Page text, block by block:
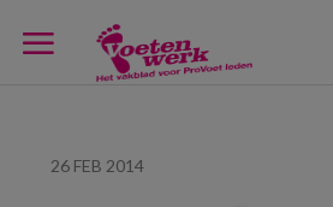
26 FEB 2014